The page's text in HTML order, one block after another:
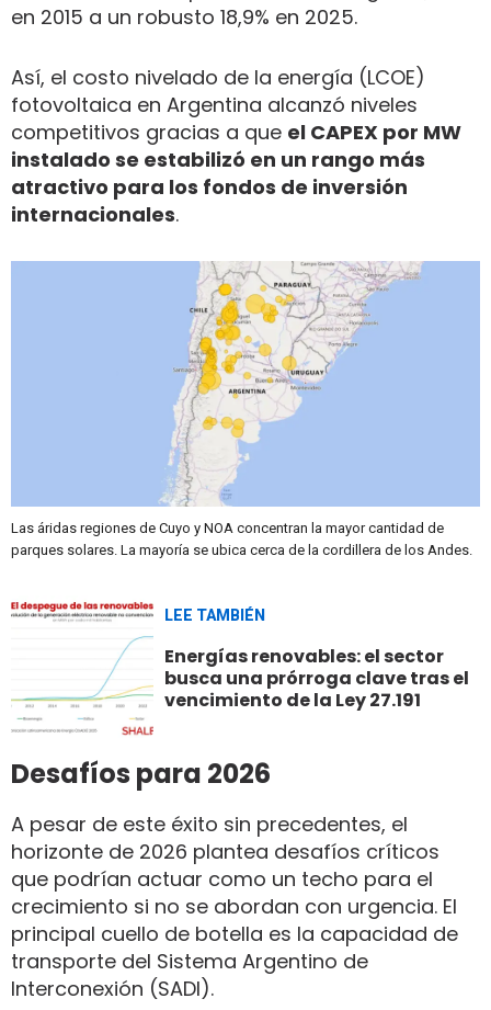
en 2015 a un robusto 18,9% en 2025.
Así, el costo nivelado de la energía (LCOE)
fotovoltaica en Argentina alcanzó niveles
competitivos gracias a que el CAPEX por MW
instalado se estabilizó en un rango más
atractivo para los fondos de inversión
internacionales.
Las áridas regiones de Cuyo y NOA concentran la mayor cantidad de
parques solares. La mayoría se ubica cerca de la cordillera de los Andes.
LEE TAMBIÉN
Energías renovables: el sector
busca una prórroga clave tras el
vencimiento de la Ley 27.191
Desafíos para 2026
A pesar de este éxito sin precedentes, el
horizonte de 2026 plantea desafíos críticos
que podrían actuar como un techo para el
crecimiento si no se abordan con urgencia. El
principal cuello de botella es la capacidad de
transporte del Sistema Argentino de
Interconexión (SADI).